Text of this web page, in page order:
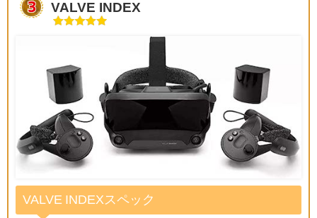
VALVE INDEX
VALVE INDEXスペック